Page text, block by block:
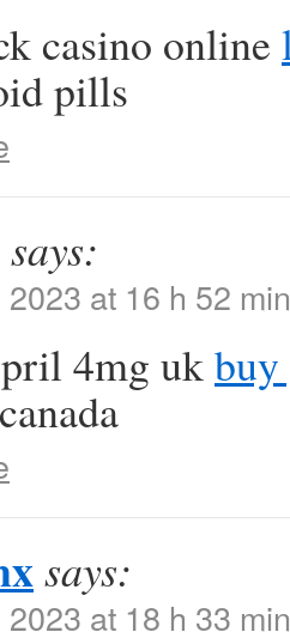
casino online
pills
says:
at 16 h 52 min
4mg ukbuy
says:
at 18 h 33 min